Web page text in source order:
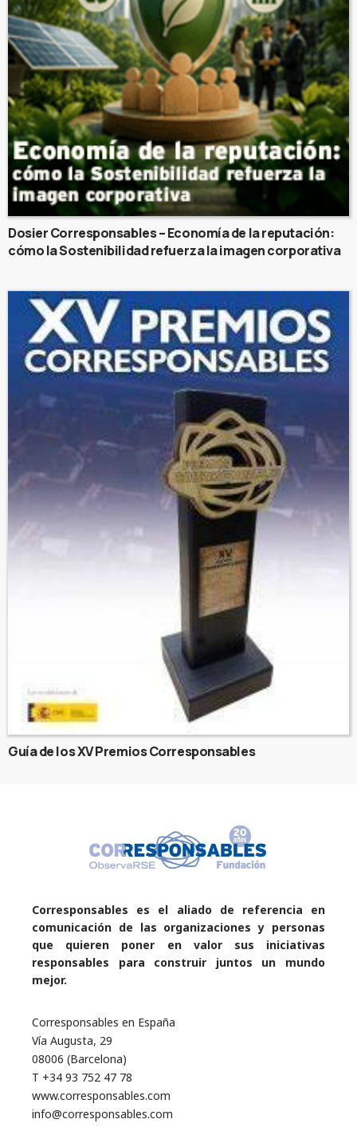
Dosier Corresponsables – Economía de la reputación:
cómo la Sostenibilidad refuerza la imagen corporativa
Guía de los XV Premios Corresponsables
Corresponsables es el aliado de referencia en
comunicación de las organizaciones y personas
que quieren poner en valor sus iniciativas
responsables para construir juntos un mundo
mejor.
Corresponsables en España
Vía Augusta, 29
08006 (Barcelona)
T +34 93 752 47 78
www.corresponsables.com
info@corresponsables.com